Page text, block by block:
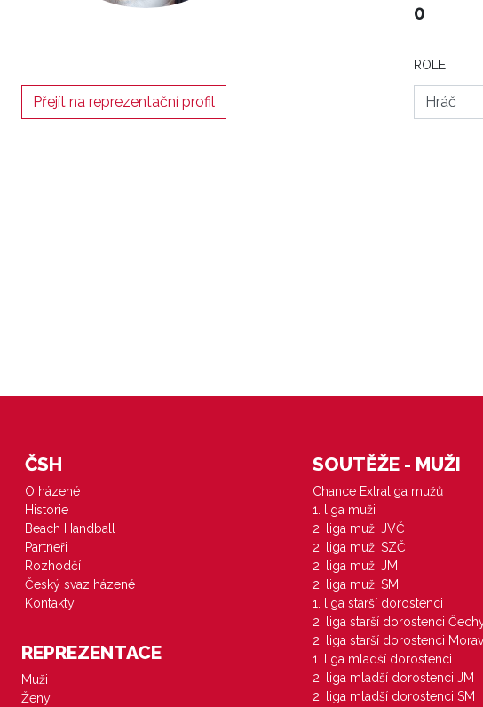
0
Přejít na reprezentační profil
ROLE
ČSH
O házené
Historie
Beach Handball
Partneři
Rozhodčí
Český svaz házené
Kontakty
REPREZENTACE
Muži
Ženy
SOUTĚŽE - MUŽI
Chance Extraliga mužů
1. liga muži
2. liga muži JVČ
2. liga muži SZČ
2. liga muži JM
2. liga muži SM
1. liga starší dorostenci
2. liga starší dorostenci
2. liga starší dorostenci
1. liga mladší dorostenci
2. liga mladší dorostenci JM
2. liga mladší dorostenci SM